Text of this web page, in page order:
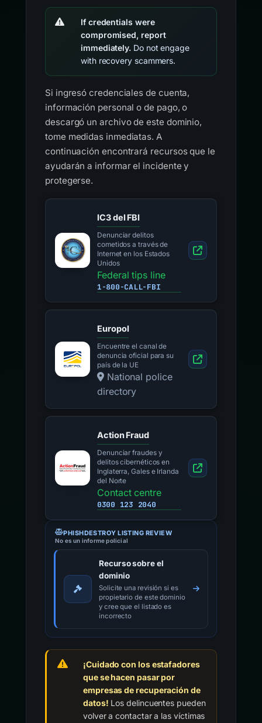
If credentials were
compromised, report
immediately. Do not engage
with recovery scammers.
Si ingresó credenciales de cuenta,
información personal o de pago, o
descargó un archivo de este dominio,
tome medidas inmediatas. A
continuación encontrará recursos que le
ayudarán a informar el incidente y
protegerse.
IC3 del FBI
Denunciar delitos
cometidos a través de
Internet en los Estados
Unidos
Federal tips line
1-800-CALL-FBI
Europol
Encuentre el canal de
denuncia oficial para su
país de la UE
National police
directory
Action Fraud
Denunciar fraudes y
delitos cibernéticos en
Inglaterra, Gales e Irlanda
del Norte
Contact centre
0300 123 2040
PHISHDESTROY LISTING REVIEW
No es un informe policial
Recurso sobre el
dominio
Solicite una revisión si es
propietario de este dominio
y cree que el listado es
incorrecto
¡Cuidado con los estafadores
que se hacen pasar por
empresas de recuperación de
datos! Los delincuentes pueden
volver a contactar a las víctimas